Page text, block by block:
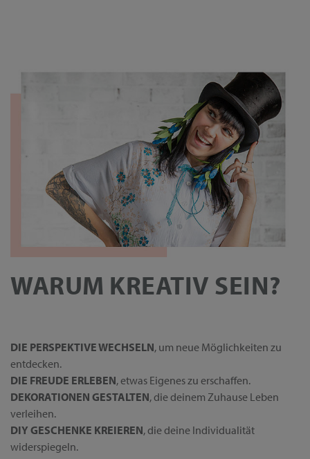
WARUM KREATIV SEIN?
DIE PERSPEKTIVE WECHSELN, um neue Möglichkeiten zu
entdecken.
DIE FREUDE ERLEBEN, etwas Eigenes zu erschaffen.
DEKORATIONEN GESTALTEN, die deinem Zuhause Leben
verleihen.
DIY GESCHENKE KREIEREN, die deine Individualität
widerspiegeln.